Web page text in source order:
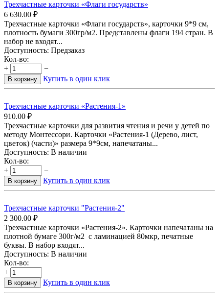
Трехчастные карточки «Флаги государств»
6 630.00 ₽
Трехчастные карточки «Флаги государств», карточки 9*9 см,
плотность бумаги 300гр/м2. Представлены флаги 194 стран. В
набор не входят...
Доступность: Предзаказ
Кол-во:
+
−
В корзину Купить в один клик
Трехчастные карточки «Растения-1»
910.00 ₽
Трехчастные карточки для развития чтения и речи у детей по
методу Монтессори. Карточки «Растения-1 (Дерево, лист,
цветок) (части)» размера 9*9см, напечатаны...
Доступность: В наличии
Кол-во:
+
−
В корзину Купить в один клик
Трехчастные карточки "Растения-2"
2 300.00 ₽
Трехчастные карточки «Растения-2». Карточки напечатаны на
плотной бумаге 300г/м2 с ламинацией 80мкр, печатные
буквы. В набор входят...
Доступность: В наличии
Кол-во:
+
−
В корзину Купить в один клик